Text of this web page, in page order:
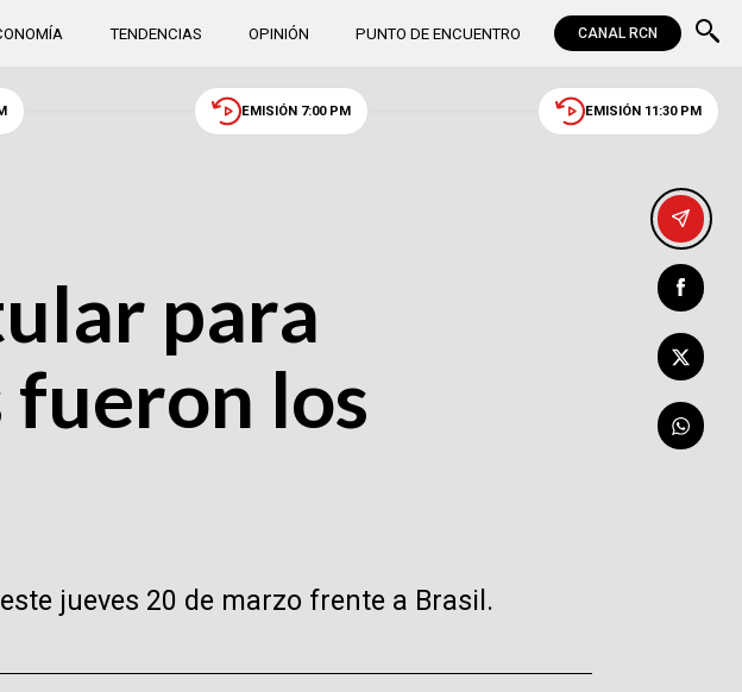
TENDENCIAS OPINIÓN PUNTO DE ENCUENTRO CANAL RCN
EMISIÓN 7:00 PM EMISIÓN 11:30 PM
para
los
jueves 20 de marzo frente a Brasil.